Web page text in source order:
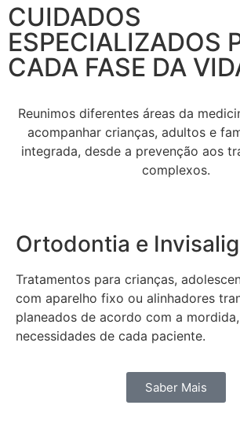
CUIDADOS
ESPECIALIZADOS
CADA FASE DA
Reunimos diferentes áreas da
acompanhar crianças, adultos e
integrada, desde a prevenção aos
complexos.
Ortodontia e
Tratamentos para crianças,
com aparelho fixo ou alinhadores
planeados de acordo com a
necessidades de cada paciente.
Saber Mais